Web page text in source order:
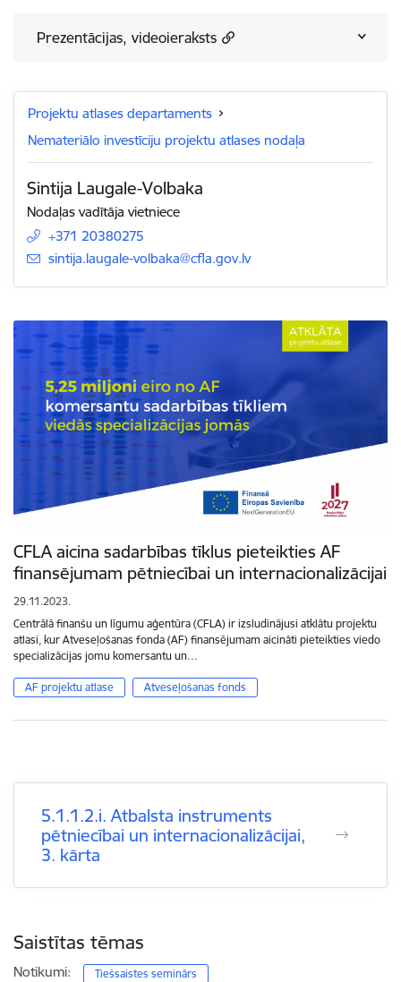
Prezentācijas, videoieraksts
Projektu atlases departaments
Nemateriālo investīciju projektu atlases nodaļa
Sintija Laugale-Volbaka
Nodaļas vadītāja vietniece
+371 20380275
E-pasts:
sintija.laugale-volbaka@cfla.gov.lv
CFLA aicina sadarbības tīklus pieteikties AF
finansējumam pētniecībai un internacionalizācijai
29.11.2023.
Centrālā finanšu un līgumu aģentūra (CFLA) ir izsludinājusi atklātu projektu
atlasi, kur Atveseļošanas fonda (AF) finansējumam aicināti pieteikties viedo
specializācijas jomu komersantu un…
AF projektu atlase Atveseļošanas fonds
5.1.1.2.i. Atbalsta instruments
pētniecībai un internacionalizācijai,
3. kārta
Saistītas tēmas
Notikumi: Tiešsaistes seminārs